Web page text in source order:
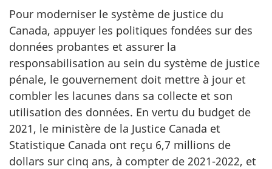
Pour moderniser le système de justice du
Canada, appuyer les politiques fondées sur des
données probantes et assurer la
responsabilisation au sein du système de justice
pénale, le gouvernement doit mettre à jour et
combler les lacunes dans sa collecte et son
utilisation des données. En vertu du budget de
2021, le ministère de la Justice Canada et
Statistique Canada ont reçu 6,7 millions de
dollars sur cinq ans, à compter de 2021-2022, et